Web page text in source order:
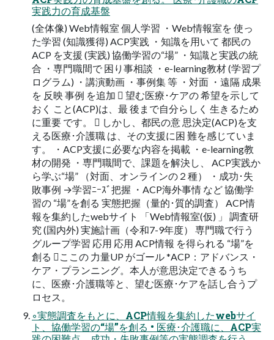
実践力の育成基盤
(全体像) Web情報室 個人学習 ・Web情報室を 使っ
た学習 (知識獲得) ACP実践 ・知識を用いて 都民の
ACP を支援 (実践) 協働学習の“場” ・知識と実践の統
合 ・専門職間で 困り事相談 ・e-learning教材 (学習プ
ログラム) ・講演動画 ・事例集 等 ・対面 ・遠隔 成果
を 反映 事例 を追加  望む医療･ケアの 希望を示して
おく こと(ACP)は、最 後まで自分らしく 生きるため
に重要 です。  しかし、都民の意 思決定(ACP)を支
える医療･介護職 は、その支援に困 難を感じていま
す。 ・ACP支援に必要な内容を掲載 ・e-learning教
材の開発 ・専門職間で、課題を解決し、 ACP実践か
ら学ぶ“場” （対面、オンラインの２種） ・成功･失
敗事例 →学習ﾆｰｽﾞ把握 ・ACP海外事情 など 協働学
習の “場”を創る 実態把握（量的･質的調査） ACP情
報を集約したwebサイト 「Web情報室(仮) 」 調査研
究 (国内外) 実施計画（令和7-9年度） 専門職で行う
グループ学習 応用 応用 ACP情報 を得られる “場”を
創る ここの 力量UP がゴール *ACP：アドバンス・
ケア・プランニング。本人が意思決定できるうち
に、医療･介護職等と、望む医療･ケアを話し合うプ
ロセス。
◦実態調査をもとに、ACP情報を集約したwebサイ
ト、協働学習の“場”を創る • 医療･介護職に、ACP実